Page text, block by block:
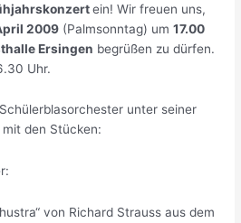
ein! Wir freuen uns,
2009 (Palmsonntag) um17.00
Ersingen begrüßen zu dürfen.
Uhr.
unter seiner
den Stücken:
von Richard Strauss aus dem